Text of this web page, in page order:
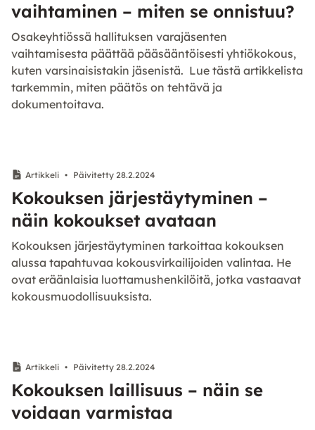
vaihtaminen – miten se onnistuu?
Osakeyhtiössä hallituksen varajäsenten
vaihtamisesta päättää pääsääntöisesti yhtiökokous,
kuten varsinaisistakin jäsenistä. Lue tästä artikkelista
tarkemmin, miten päätös on tehtävä ja
dokumentoitava.
Artikkeli • Päivitetty 28.2.2024
Kokouksen järjestäytyminen –
näin kokoukset avataan
Kokouksen järjestäytyminen tarkoittaa kokouksen
alussa tapahtuvaa kokousvirkailijoiden valintaa. He
ovat eräänlaisia luottamushenkilöitä, jotka vastaavat
kokousmuodollisuuksista.
Artikkeli • Päivitetty 28.2.2024
Kokouksen laillisuus – näin se
voidaan varmistaa